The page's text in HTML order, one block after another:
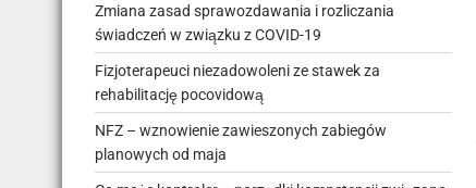
Zmiana zasad sprawozdawania i rozliczania
świadczeń w związku z COVID-19
Fizjoterapeuci niezadowoleni ze stawek za
rehabilitację pocovidową
NFZ – wznowienie zawieszonych zabiegów
planowych od maja